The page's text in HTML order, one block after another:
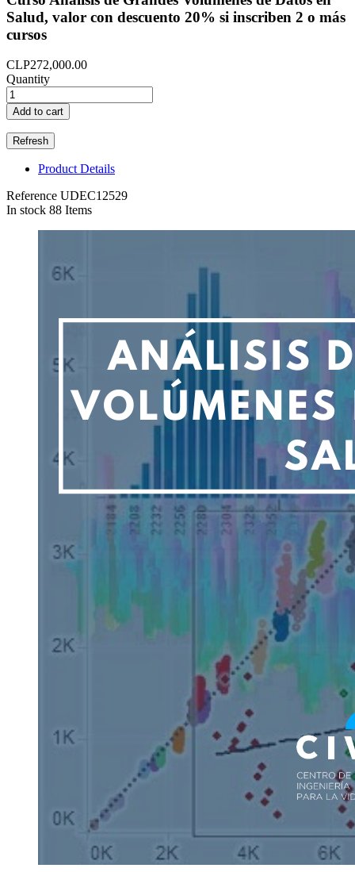
Salud, valor con descuento 20% si inscriben 2 o más
cursos
CLP272,000.00
Quantity
Add to cart
Product Details
Reference UDEC12529
In stock 88 Items